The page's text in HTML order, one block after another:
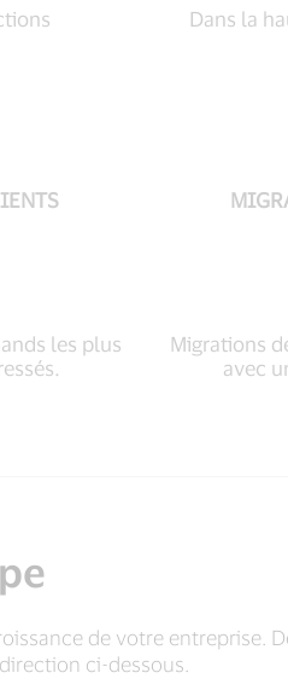
Dans la
les plus
Migrations
avec
de votre entreprise.
ci-dessous.